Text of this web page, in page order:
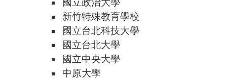
新竹特殊教育學校
國立台北科技大學
國立台北大學
國立中央大學
中原大學